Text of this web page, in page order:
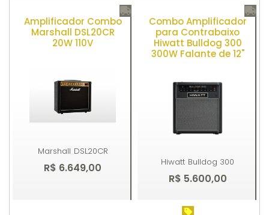
Comprar Comprar
Amplificador Combo
Marshall DSL20CR
20W 110V
Marshall DSL20CR
R$ 6.649,00
Combo Amplificador
para Contrabaixo
Hiwatt Bulldog 300
300W Falante de 12"
Hiwatt Bulldog 300
R$ 5.600,00